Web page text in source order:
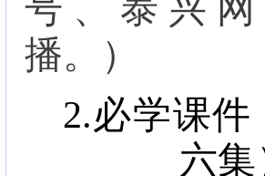
号、泰兴网
播。）
2.必学课件
六集